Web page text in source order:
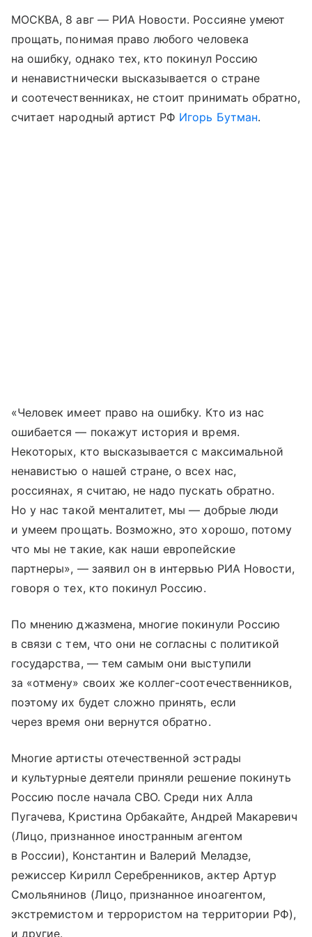
МОСКВА, 8 авг — РИА Новости. Россияне умеют
прощать, понимая право любого человека
на ошибку, однако тех, кто покинул Россию
и ненавистнически высказывается о стране
и соотечественниках, не стоит принимать обратно,
считает народный артист РФ Игорь Бутман.
«Человек имеет право на ошибку. Кто из нас
ошибается — покажут история и время.
Некоторых, кто высказывается с максимальной
ненавистью о нашей стране, о всех нас,
россиянах, я считаю, не надо пускать обратно.
Но у нас такой менталитет, мы — добрые люди
и умеем прощать. Возможно, это хорошо, потому
что мы не такие, как наши европейские
партнеры», — заявил он в интервью РИА Новости,
говоря о тех, кто покинул Россию.
По мнению джазмена, многие покинули Россию
в связи с тем, что они не согласны с политикой
государства, — тем самым они выступили
за «отмену» своих же коллег-соотечественников,
поэтому их будет сложно принять, если
через время они вернутся обратно.
Многие артисты отечественной эстрады
и культурные деятели приняли решение покинуть
Россию после начала СВО. Среди них Алла
Пугачева, Кристина Орбакайте, Андрей Макаревич
(Лицо, признанное иностранным агентом
в России), Константин и Валерий Меладзе,
режиссер Кирилл Серебренников, актер Артур
Смольянинов (Лицо, признанное иноагентом,
экстремистом и террористом на территории РФ),
и другие.